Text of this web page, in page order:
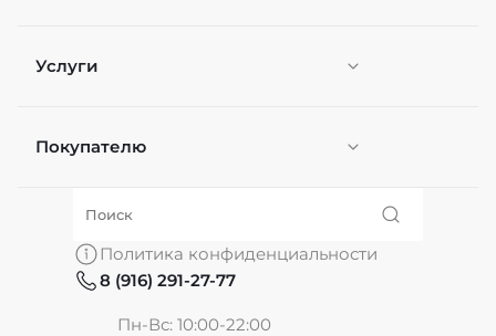
Услуги
Персонификация
Покупателю
О нас
Политика конфиденциальности
8 (916) 291-27-77
Пн-Вс: 10:00-22:00